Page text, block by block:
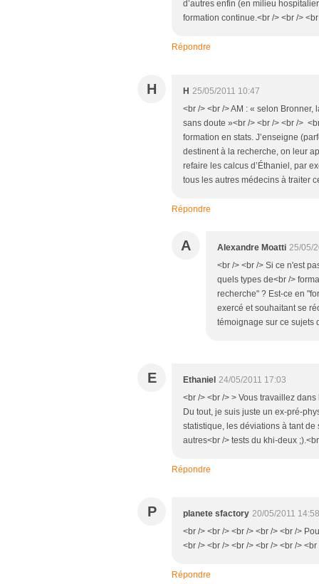
d’autres enfin (en milieu
formation continue.<br /> <br />
Répondre
H H 25/05/2011 10:47
<br /> <br /> AM : « selon
sans doute »<br /> <br /> <br />
formation en stats. J’enseigne
destinent à la recherche, on leur
refaire les calcus d’Éthaniel, par
tous les autres médecins à traiter
Répondre
A Alexandre Moatti 25/05/
<br /> <br /> Si ce n'est
quels types de<br />
recherche" ? Est-ce en
exercé et souhaitant se
témoignage sur ce sujets
E Ethaniel 24/05/2011 17:03
<br /> <br /> > Vous travaillez
Du tout, je suis juste un ex-pré-
statistique, les déviations à tant
autres<br /> tests du khi-deux
Répondre
P planete sfactory 20/05/2011
<br /> <br /> <br /> <br /> <br />
<br /> <br /> <br /> <br /> <br /> <br
Répondre